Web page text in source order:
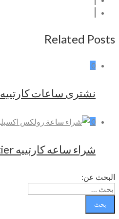
Related Posts
0
نشترى ساعات
0
شراء ساعه كارتييه Cartier
البحث عن: